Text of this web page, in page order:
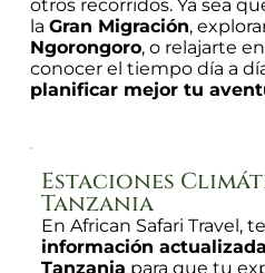
otros recorridos. Ya sea
la Gran Migración,
Ngorongoro, o relajarte
conocer el tiempo día a
planificar mejor tu
Estaciones
Tanzania
En African Safari Travel,
información
Tanzania para que tu